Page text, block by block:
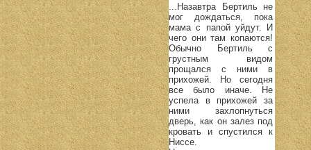
...Назавтра Бертиль не
мог дождаться, пока
мама с папой уйдут. И
чего они там копаются!
Обычно Бертиль с
грустным видом
прощался с ними в
прихожей. Но сегодня
все было иначе. Не
успела в прихожей за
ними захлопнуться
дверь, как он залез под
кровать и спустился к
Ниссе.